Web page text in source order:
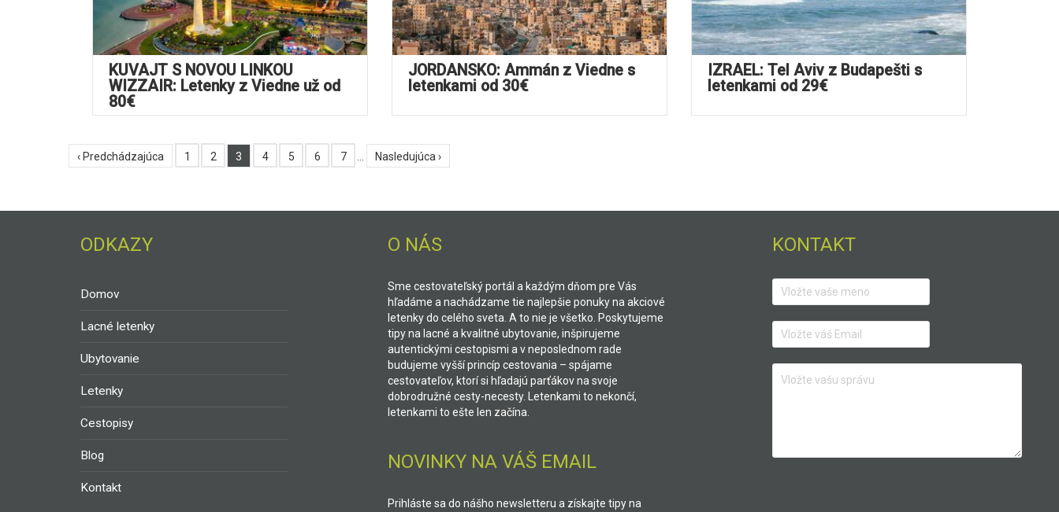
KUVAJT S NOVOU LINKOU
WIZZAIR: Letenky z Viedne už od
80€
JORDÁNSKO: Ammán z Viedne s
letenkami od 30€
IZRAEL: Tel Aviv z Budapešti s
letenkami od 29€
‹ Predchádzajúca 1 2 3 4 5 6 7 Nasledujúca ›
ODKAZY
Domov
Lacné letenky
Ubytovanie
Letenky
Cestopisy
Blog
Kontakt
O NÁS
Sme cestovateľský portál a každým dňom pre Vás
hľadáme a nachádzame tie najlepšie ponuky na akciové
letenky do celého sveta. A to nie je všetko. Poskytujeme
tipy na lacné a kvalitné ubytovanie, inšpirujeme
autentickými cestopismi a v neposlednom rade
budujeme vyšší princíp cestovania – spájame
cestovateľov, ktorí si hľadajú parťákov na svoje
dobrodružné cesty-necesty. Letenkami to nekončí,
letenkami to ešte len začína.
NOVINKY NA VÁŠ EMAIL
Prihláste sa do nášho newsletteru a získajte tipy na
KONTAKT